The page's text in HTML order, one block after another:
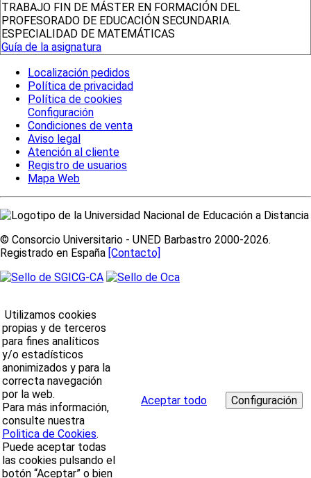
TRABAJO FIN DE MÁSTER EN FORMACIÓN DEL
PROFESORADO DE EDUCACIÓN SECUNDARIA.
ESPECIALIDAD DE MATEMÁTICAS
Guía de la asignatura
Localización pedidos
Política de privacidad
Política de cookies
Configuración
Condiciones de venta
Aviso legal
Atención al cliente
Registro de usuarios
Mapa Web
© Consorcio Universitario - UNED Barbastro 2000-2026.
Registrado en España [Contacto]
Utilizamos cookies
propias y de terceros
para fines analíticos
y/o estadísticos
anonimizados y para la
correcta navegación
por la web.
Para más información,
consulte nuestra
Politica de Cookies.
Puede aceptar todas
las cookies pulsando el
botón “Aceptar” o bien
Aceptar todo